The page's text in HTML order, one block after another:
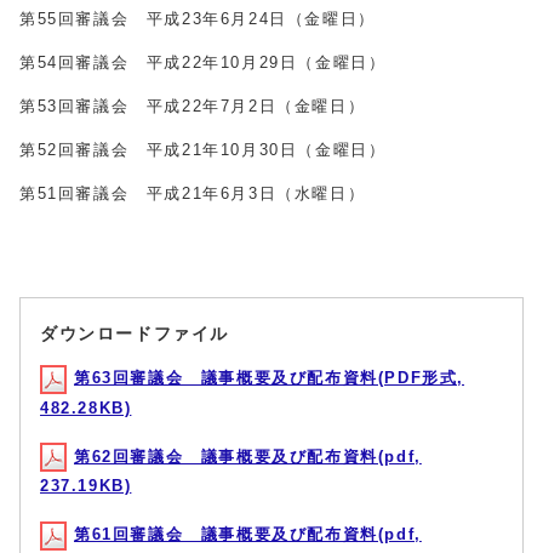
第55回審議会 平成23年6月24日（金曜日）
第54回審議会 平成22年10月29日（金曜日）
第53回審議会 平成22年7月2日（金曜日）
第52回審議会 平成21年10月30日（金曜日）
第51回審議会 平成21年6月3日（水曜日）
ダウンロードファイル
第63回審議会 議事概要及び配布資料(PDF形式,
482.28KB)
第62回審議会 議事概要及び配布資料(pdf,
237.19KB)
第61回審議会 議事概要及び配布資料(pdf,